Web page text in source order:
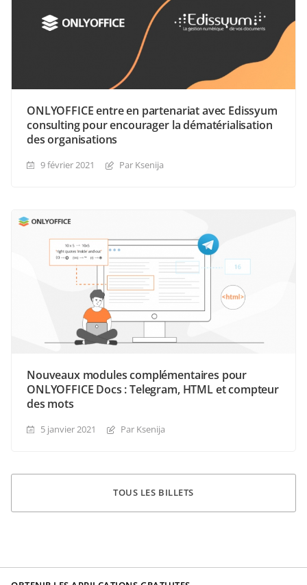
ONLYOFFICE entre en partenariat avec Edissyum
consulting pour encourager la dématérialisation
des organisations
9 février 2021 Par Ksenija
Nouveaux modules complémentaires pour
ONLYOFFICE Docs : Telegram, HTML et compteur
des mots
5 janvier 2021 Par Ksenija
TOUS LES BILLETS